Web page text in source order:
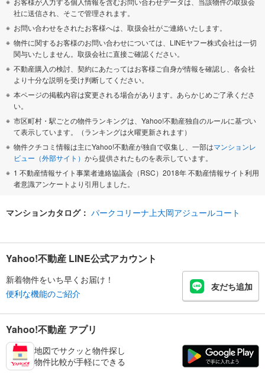
社に送信され、そこで管理されます。
お問い合わせをされたお客様へは、取扱会社がご連絡いたします。
物件に関するお客様のお問い合わせについては、LINEヤフー株式会社は一切
関与いたしません。取扱会社に直接ご確認ください。
不動産購入の検討、契約にあたってはお客様ご自身が情報を確認し、各会社
より十分な説明を受け判断してください。
本ページの掲載内容は変更される場合があります。あらかじめご了承くださ
い。
市区町村・駅ごとの物件ランキングは、Yahoo!不動産独自のルールに基づい
て表示しています。（ランキングは火曜更新されます）
物件クチコミ情報は主にYahoo!不動産が独自で収集し、一部はマンションレ
ビュー（外部サイト） から提供されたものを表示しています。
1 不動産情報サイト事業者連絡協議会（RSC）2018年 不動産情報サイト利用
者意識アンケートより引用しました。
マンションカタログ： パークコリーナ上大岡アジュールコート
Yahoo!不動産 LINE公式アカウント
新着物件をいち早くお届け！
便利な機能のご紹介
友だち追加
Yahoo!不動産 アプリ
地図でサクッと物件探し
物件比較が手軽にできる